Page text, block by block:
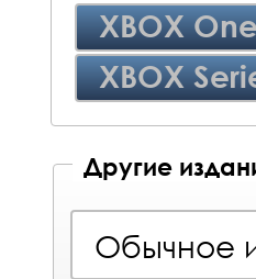
XBOX
XBOX
Другие
Обычное